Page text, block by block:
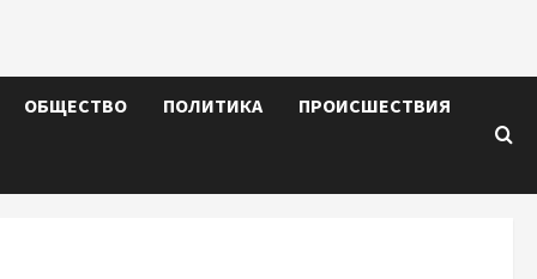
ОБЩЕСТВО ПОЛИТИКА ПРОИСШЕСТВИЯ